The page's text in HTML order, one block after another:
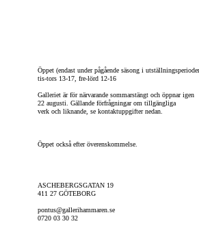
Öppet (endast under pågående säsong i
tis-tors 13-17, fre-lörd 12-16
Galleriet är för närvarande sommarstängt och öppnar igen
22 augusti. Gällande förfrågningar om tillgängliga
verk och liknande, se kontaktuppgifter nedan.
Öppet också efter överenskommelse.
ASCHEBERGSGATAN 19
411 27 GÖTEBORG
pontus@gallerihammaren.se
0720 03 30 32